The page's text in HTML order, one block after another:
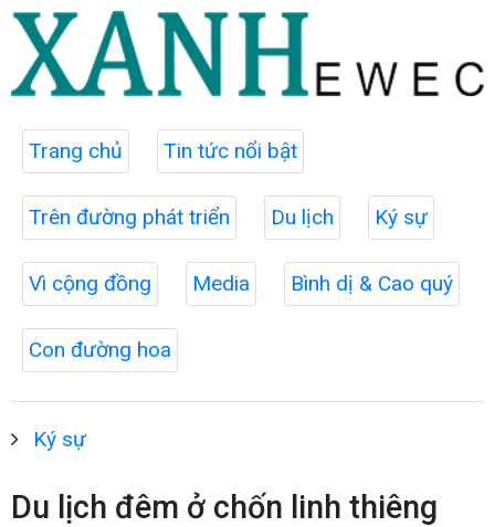
Trang chủ Tin tức nổi bật
Trên đường phát triển Du lịch Ký sự
Vì cộng đồng Media Bình dị & Cao quý
Con đường hoa
Ký sự
Du lịch đêm ở chốn linh thiêng